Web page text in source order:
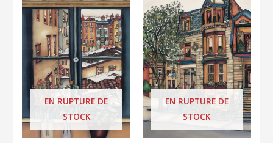
EN RUPTURE DE
STOCK
EN RUPTURE DE
STOCK